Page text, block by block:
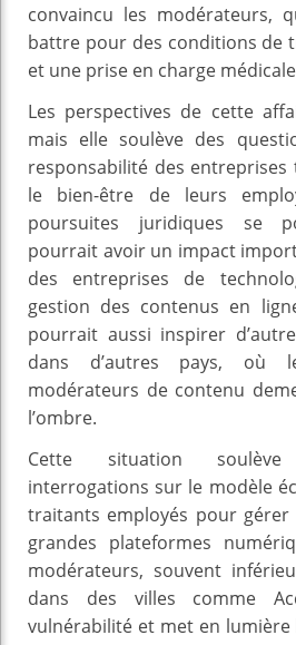
convaincu les modérateurs,
battre pour des conditions de
et une prise en charge
Les perspectives de cette
mais elle soulève des
responsabilité des entreprises
le bien-être de leurs
poursuites juridiques se
pourrait avoir un impact
des entreprises de
gestion des contenus en
pourrait aussi inspirer
dans d’autres pays, où
modérateurs de contenu
l’ombre.
Cette situation
interrogations sur le modèle
traitants employés pour gérer
grandes plateformes
modérateurs, souvent
dans des villes comme
vulnérabilité et met en lumière